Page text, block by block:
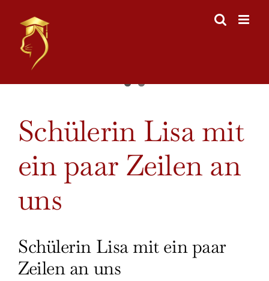
content
Larger
Image
Schülerin Lisa mit
ein paar Zeilen an
uns
Schülerin Lisa mit ein paar
Zeilen an uns